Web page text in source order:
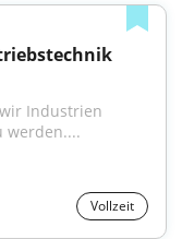
Industrien
werden....
Vollzeit